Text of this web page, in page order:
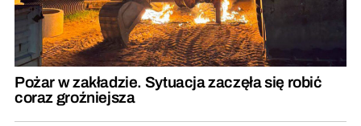
Pożar w zakładzie. Sytuacja zaczęła się robić
coraz groźniejsza